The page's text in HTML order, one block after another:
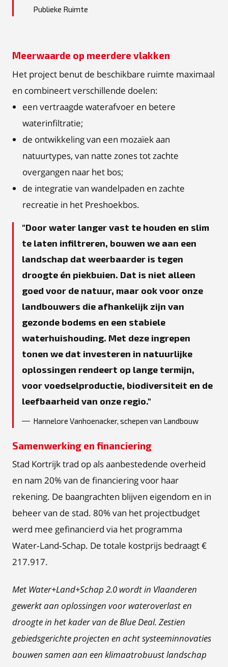
Publieke Ruimte
Meerwaarde op meerdere vlakken
Het project benut de beschikbare ruimte maximaal
en combineert verschillende doelen:
een vertraagde waterafvoer en betere
waterinfiltratie;
de ontwikkeling van een mozaïek aan
natuurtypes, van natte zones tot zachte
overgangen naar het bos;
de integratie van wandelpaden en zachte
recreatie in het Preshoekbos.
Door water langer vast te houden en slim
te laten infiltreren, bouwen we aan een
landschap dat weerbaarder is tegen
droogte én piekbuien. Dat is niet alleen
goed voor de natuur, maar ook voor onze
landbouwers die afhankelijk zijn van
gezonde bodems en een stabiele
waterhuishouding. Met deze ingrepen
tonen we dat investeren in natuurlijke
oplossingen rendeert op lange termijn,
voor voedselproductie, biodiversiteit en de
leefbaarheid van onze regio.
Hannelore Vanhoenacker, schepen van Landbouw
Samenwerking en financiering
Stad Kortrijk trad op als aanbestedende overheid
en nam 20% van de financiering voor haar
rekening. De baangrachten blijven eigendom en in
beheer van de stad. 80% van het projectbudget
werd mee gefinancierd via het programma
Water‑Land‑Schap. De totale kostprijs bedraagt €
217.917.
Met Water+Land+Schap 2.0 wordt in Vlaanderen
gewerkt aan oplossingen voor wateroverlast en
droogte in het kader van de Blue Deal. Zestien
gebiedsgerichte projecten en acht systeeminnovaties
bouwen samen aan een klimaatrobuust landschap